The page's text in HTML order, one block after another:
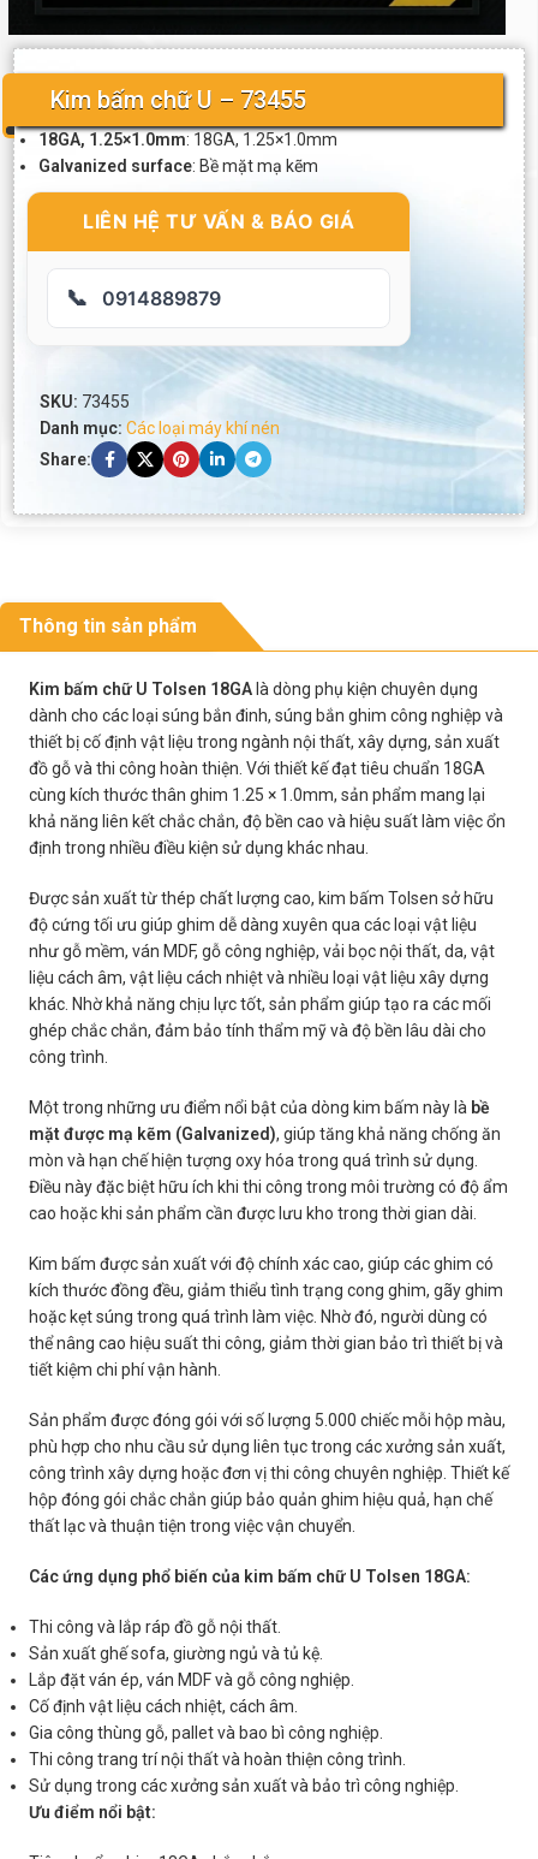
Kim bấm chữ U – 73455
18GA, 1.25×1.0mm: 18GA, 1.25×1.0mm
Galvanized surface: Bề mặt mạ kẽm
LIÊN HỆ TƯ VẤN & BÁO GIÁ
📞 0914889879
SKU: 73455
Danh mục: Các loại máy khí nén
Share:
Thông tin sản phẩm
Kim bấm chữ U Tolsen 18GA là dòng phụ kiện chuyên dụng
dành cho các loại súng bắn đinh, súng bắn ghim công nghiệp và
thiết bị cố định vật liệu trong ngành nội thất, xây dựng, sản xuất
đồ gỗ và thi công hoàn thiện. Với thiết kế đạt tiêu chuẩn 18GA
cùng kích thước thân ghim 1.25 × 1.0mm, sản phẩm mang lại
khả năng liên kết chắc chắn, độ bền cao và hiệu suất làm việc ổn
định trong nhiều điều kiện sử dụng khác nhau.
Được sản xuất từ thép chất lượng cao, kim bấm Tolsen sở hữu
độ cứng tối ưu giúp ghim dễ dàng xuyên qua các loại vật liệu
như gỗ mềm, ván MDF, gỗ công nghiệp, vải bọc nội thất, da, vật
liệu cách âm, vật liệu cách nhiệt và nhiều loại vật liệu xây dựng
khác. Nhờ khả năng chịu lực tốt, sản phẩm giúp tạo ra các mối
ghép chắc chắn, đảm bảo tính thẩm mỹ và độ bền lâu dài cho
công trình.
Một trong những ưu điểm nổi bật của dòng kim bấm này là bề
mặt được mạ kẽm (Galvanized), giúp tăng khả năng chống ăn
mòn và hạn chế hiện tượng oxy hóa trong quá trình sử dụng.
Điều này đặc biệt hữu ích khi thi công trong môi trường có độ ẩm
cao hoặc khi sản phẩm cần được lưu kho trong thời gian dài.
Kim bấm được sản xuất với độ chính xác cao, giúp các ghim có
kích thước đồng đều, giảm thiểu tình trạng cong ghim, gãy ghim
hoặc kẹt súng trong quá trình làm việc. Nhờ đó, người dùng có
thể nâng cao hiệu suất thi công, giảm thời gian bảo trì thiết bị và
tiết kiệm chi phí vận hành.
Sản phẩm được đóng gói với số lượng 5.000 chiếc mỗi hộp màu,
phù hợp cho nhu cầu sử dụng liên tục trong các xưởng sản xuất,
công trình xây dựng hoặc đơn vị thi công chuyên nghiệp. Thiết kế
hộp đóng gói chắc chắn giúp bảo quản ghim hiệu quả, hạn chế
thất lạc và thuận tiện trong việc vận chuyển.
Các ứng dụng phổ biến của kim bấm chữ U Tolsen 18GA:
Thi công và lắp ráp đồ gỗ nội thất.
Sản xuất ghế sofa, giường ngủ và tủ kệ.
Lắp đặt ván ép, ván MDF và gỗ công nghiệp.
Cố định vật liệu cách nhiệt, cách âm.
Gia công thùng gỗ, pallet và bao bì công nghiệp.
Thi công trang trí nội thất và hoàn thiện công trình.
Sử dụng trong các xưởng sản xuất và bảo trì công nghiệp.
Ưu điểm nổi bật: